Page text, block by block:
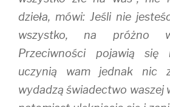
dzieła, mówi: Jeśli nie
wszystko, na próżno
Przeciwności pojawią
uczynią wam jednak nic
wydadzą świadectwo waszej